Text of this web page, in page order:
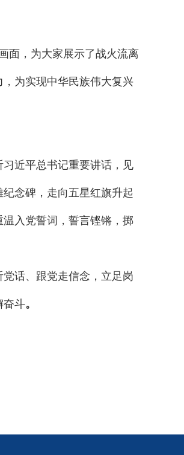
面，为大家展示了战火流离
为实现中华民族伟大复兴
近平总书记重要讲话，见
念碑，走向五星红旗升起
入党誓词，誓言铿锵，掷
话、跟党走信念，立足岗
奋斗。